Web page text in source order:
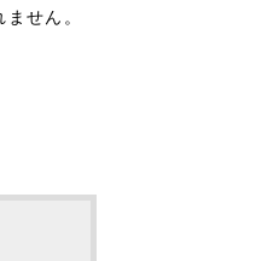
せん。